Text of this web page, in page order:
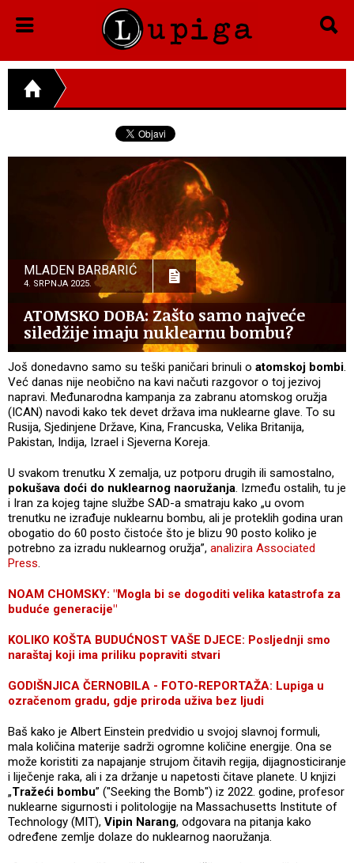
MLADEN BARBARIĆ
4. SRPNJA 2025.
ATOMSKO DOBA: Zašto samo najveće
siledžije imaju nuklearnu bombu?
Još donedavno samo su teški paničari brinuli o atomskoj bombi.
Već danas nije neobično na kavi načuti razgovor o toj jezivoj
napravi. Međunarodna kampanja za zabranu atomskog oružja
(ICAN) navodi kako tek devet država ima nuklearne glave. To su
Rusija, Sjedinjene Države, Kina, Francuska, Velika Britanija,
Pakistan, Indija, Izrael i Sjeverna Koreja.
U svakom trenutku X zemalja, uz potporu drugih ili samostalno,
pokušava doći do nuklearnog naoružanja. Između ostalih, tu je
i Iran za kojeg tajne službe SAD-a smatraju kako „u ovom
trenutku ne izrađuje nuklearnu bombu, ali je proteklih godina uran
obogatio do 60 posto čistoće što je blizu 90 posto koliko je
potrebno za izradu nuklearnog oružja”, analizira Associated
Press.
NOAM CHOMSKY: "Mogla bi se dogoditi velika katastrofa za
buduće generacije"
KOLIKO KOŠTA BUDUĆNOST VAŠE DJECE: Posljednji smo
naraštaj koji ima priliku popraviti stvari
GODIŠNJICA ČERNOBILA - FOTO-REPORTAŽA: Lupiga u
ozračenom gradu, gdje priroda uživa bez ljudi
Baš kako je Albert Einstein predvidio u svojoj slavnoj formuli,
mala količina materije sadrži ogromne količine energije. Ona se
može koristiti za napajanje strujom čitavih regija, dijagnosticiranje
i liječenje raka, ali i za držanje u napetosti čitave planete. U knjizi
„Tražeći bombu” ("Seeking the Bomb") iz 2022. godine, profesor
nuklearne sigurnosti i politologije na Massachusetts Institute of
Technology (MIT), Vipin Narang, odgovara na pitanja kako
određene zemlje dolaze do nuklearnog naoružanja.